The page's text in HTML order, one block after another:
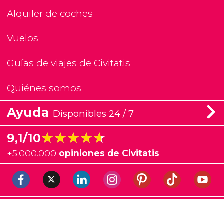
Alquiler de coches
Vuelos
Guías de viajes de Civitatis
Quiénes somos
Ayuda Disponibles 24 / 7
9,1/10★★★★★
★★★★★
+5.000.000 opiniones de Civitatis